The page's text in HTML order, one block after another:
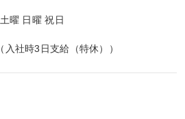
曜 日曜 祝日
社時3日支給（特休））